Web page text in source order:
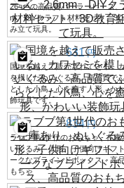
264色の高品質パーラービーズ、
m、DIYクラフト材料セット、
み立て玩具。
631 円
国境を越えて販売されている、
を模したぬいぐるみ。高品質で
とした小鳥、心を癒す人形、か
飾玩具です。
834 円
ラブブ第1世代のおもちゃ - 在庫
いぐるみ、人形、子供向けギフ
ークなブラインドボックス、高
もちゃ